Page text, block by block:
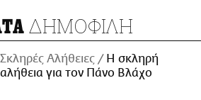
ΔΗΜΟΦΙΛΗ
Σκληρές Αλήθειες
H σκληρή
αλήθεια για τον Πάνο Βλάχο